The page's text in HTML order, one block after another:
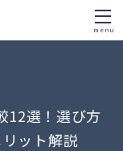
menu
12選！選び方
ット解説